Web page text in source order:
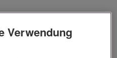
einem Schiff hat der Kapitän
Verwendung